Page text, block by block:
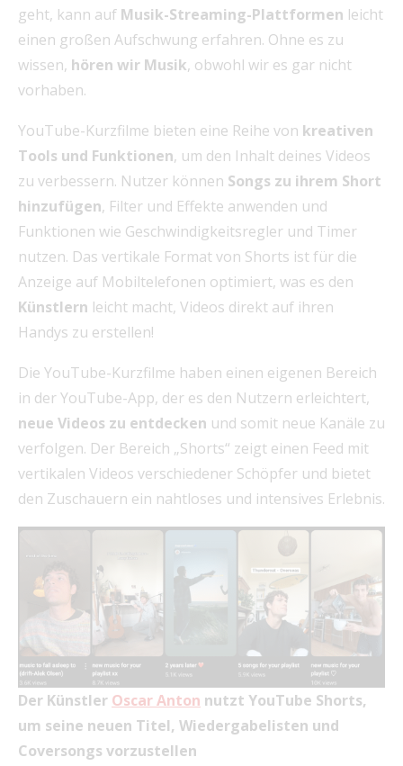
geht, kann auf Musik-Streaming-Plattformen leicht
einen großen Aufschwung erfahren. Ohne es zu
wissen, hören wir Musik, obwohl wir es gar nicht
vorhaben.
YouTube-Kurzfilme bieten eine Reihe von kreativen
Tools und Funktionen, um den Inhalt deines Videos
zu verbessern. Nutzer können Songs zu ihrem Short
hinzufügen, Filter und Effekte anwenden und
Funktionen wie Geschwindigkeitsregler und Timer
nutzen. Das vertikale Format von Shorts ist für die
Anzeige auf Mobiltelefonen optimiert, was es den
Künstlern leicht macht, Videos direkt auf ihren
Handys zu erstellen!
Die YouTube-Kurzfilme haben einen eigenen Bereich
in der YouTube-App, der es den Nutzern erleichtert,
neue Videos zu entdecken und somit neue Kanäle zu
verfolgen. Der Bereich „Shorts“ zeigt einen Feed mit
vertikalen Videos verschiedener Schöpfer und bietet
den Zuschauern ein nahtloses und intensives Erlebnis.
Der Künstler Oscar Anton nutzt YouTube Shorts,
um seine neuen Titel, Wiedergabelisten und
Coversongs vorzustellen